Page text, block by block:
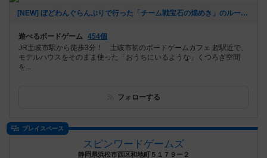
[NEW] ぼどわんぐらんぷりで行った「チーム戦宝石の煌めき」のルールについて（2026年07月11日 16時35分）
遊べるボードゲーム 454個
JR土岐市駅から徒歩3分！ 土岐市初のボードゲームカフェ 超駅近で、
モデルハウスをそのまま使った「おうちにいるような」くつろぎ空間
を...
フォローする
プレイスペース
スピンワードゲームズ
静岡県浜松市西区和地町５１７９ー２